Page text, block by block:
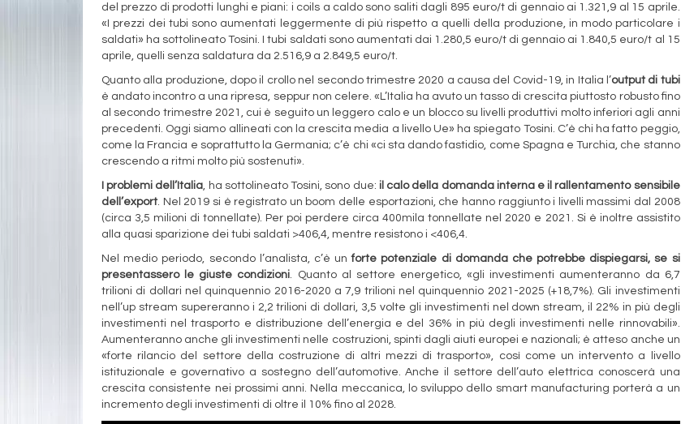
del prezzo di prodotti lunghi e piani: i coils a caldo sono saliti dagli 895 euro/t di gennaio ai 1.321,9 al 15 aprile.
«I prezzi dei tubi sono aumentati leggermente di più rispetto a quelli della produzione, in modo particolare i
saldati» ha sottolineato Tosini. I tubi saldati sono aumentati dai 1.280,5 euro/t di gennaio ai 1.840,5 euro/t al 15
aprile, quelli senza saldatura da 2.516,9 a 2.849,5 euro/t.
Quanto alla produzione, dopo il crollo nel secondo trimestre 2020 a causa del Covid-19, in Italia l’output di tubi
è andato incontro a una ripresa, seppur non celere. «L’Italia ha avuto un tasso di crescita piuttosto robusto fino
al secondo trimestre 2021, cui è seguito un leggero calo e un blocco su livelli produttivi molto inferiori agli anni
precedenti. Oggi siamo allineati con la crescita media a livello Ue» ha spiegato Tosini. C’è chi ha fatto peggio,
come la Francia e soprattutto la Germania; c’è chi «ci sta dando fastidio, come Spagna e Turchia, che stanno
crescendo a ritmi molto più sostenuti».
I problemi dell’Italia, ha sottolineato Tosini, sono due: il calo della domanda interna e il rallentamento sensibile
dell’export. Nel 2019 si è registrato un boom delle esportazioni, che hanno raggiunto i livelli massimi dal 2008
(circa 3,5 milioni di tonnellate). Per poi perdere circa 400mila tonnellate nel 2020 e 2021. Si è inoltre assistito
alla quasi sparizione dei tubi saldati >406,4, mentre resistono i <406,4.
Nel medio periodo, secondo l’analista, c’è unforte potenziale di domanda che potrebbe dispiegarsi, se si
presentassero le giuste condizioni. Quanto al settore energetico, «gli investimenti aumenteranno da 6,7
trilioni di dollari nel quinquennio 2016-2020 a 7,9 trilioni nel quinquennio 2021-2025 (+18,7%). Gli investimenti
nell’up stream supereranno i 2,2 trilioni di dollari, 3,5 volte gli investimenti nel down stream, il 22% in più degli
investimenti nel trasporto e distribuzione dell’energia e del 36% in più degli investimenti nelle rinnovabili».
Aumenteranno anche gli investimenti nelle costruzioni, spinti dagli aiuti europei e nazionali; è atteso anche un
«forte rilancio del settore della costruzione di altri mezzi di trasporto», così come un intervento a livello
istituzionale e governativo a sostegno dell’automotive. Anche il settore dell’auto elettrica conoscerà una
crescita consistente nei prossimi anni. Nella meccanica, lo sviluppo dello smart manufacturing porterà a un
incremento degli investimenti di oltre il 10% fino al 2028.